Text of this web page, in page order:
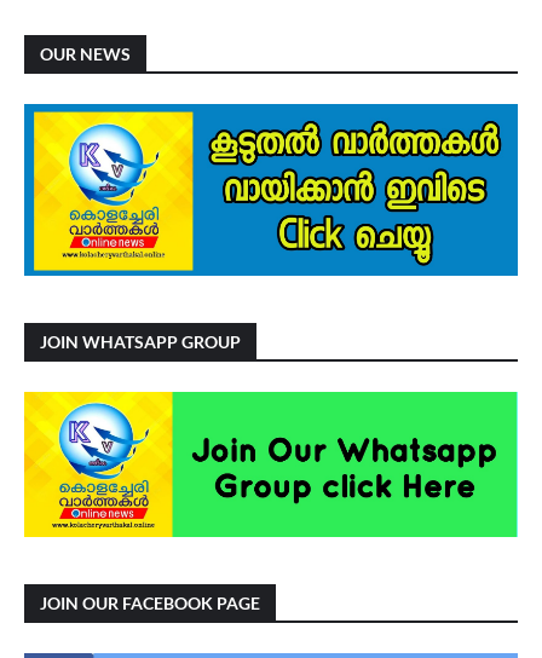
OUR NEWS
JOIN WHATSAPP GROUP
JOIN OUR FACEBOOK PAGE